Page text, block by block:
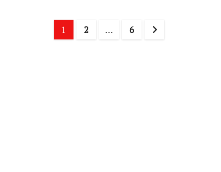
Paginación
1 2 … 6